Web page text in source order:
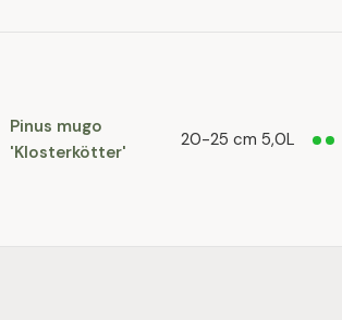
Pinus mugo
'Klosterkötter'
20-25 cm 5,0L